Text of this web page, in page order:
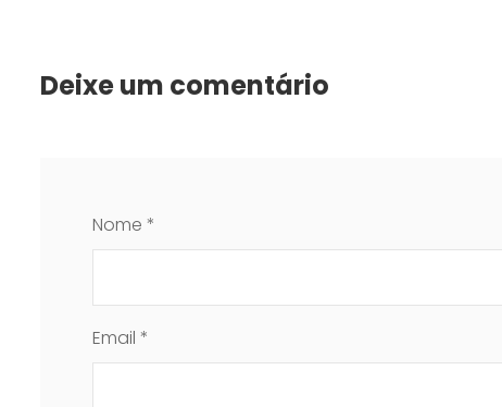
Deixe um comentário
Nome *
Email *